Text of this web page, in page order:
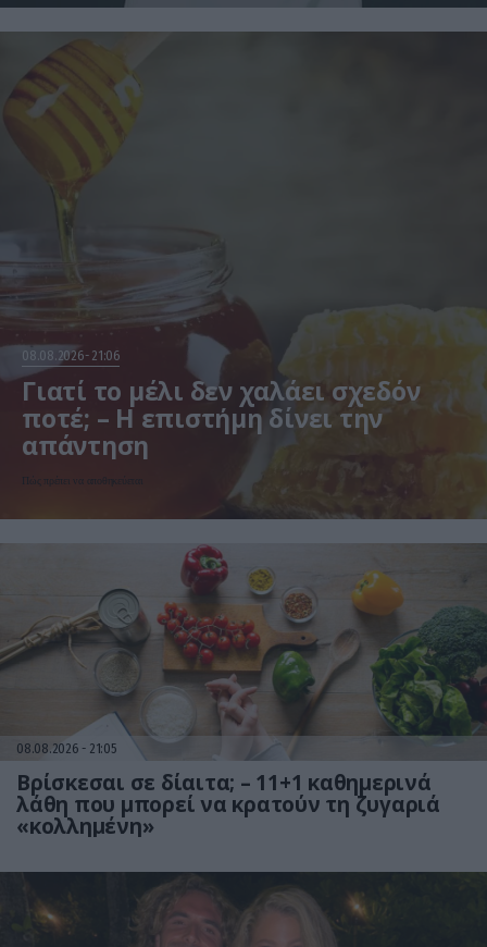
08.08.2026 21:06
Γιατί το μέλι δεν χαλάει σχεδόν
ποτέ; – Η επιστήμη δίνει την
απάντηση
Πώς πρέπει να αποθηκεύεται
08.08.2026 21:05
Βρίσκεσαι σε δίαιτα; – 11+1 καθημερινά
λάθη που μπορεί να κρατούν τη ζυγαριά
«κολλημένη»